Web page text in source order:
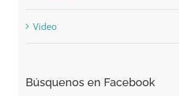
Video
Búsquenos en Facebook